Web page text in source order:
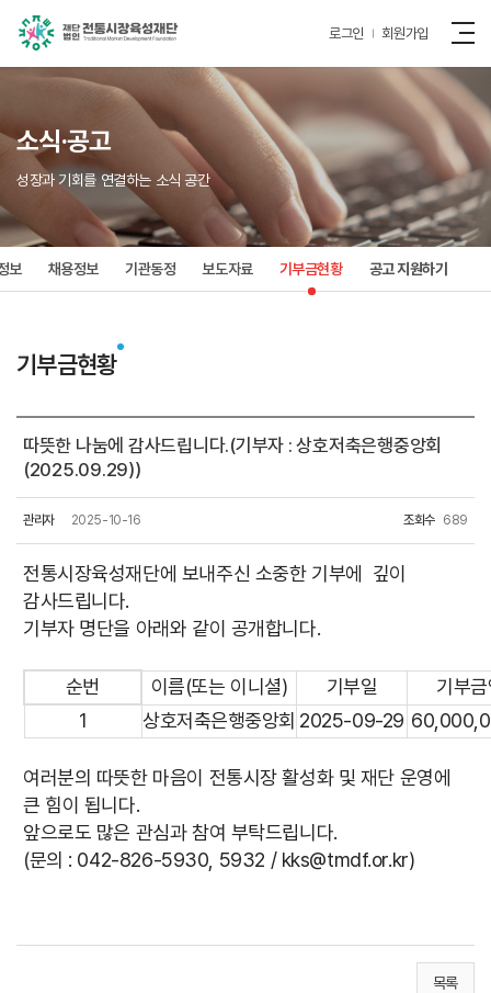
로그인 회원가입
소식·공고
성장과 기회를 연결하는 소식 공간
보 채용정보 기관동정 보도자료 기부금현황 공고 지원하기
기부금현황
따뜻한 나눔에 감사드립니다.(기부자 : 상호저축은행중앙회
(2025.09.29))
관리자 2025-10-16 조회수 689
전통시장육성재단에 보내주신 소중한 기부에 깊이
감사드립니다.
기부자 명단을 아래와 같이 공개합니다.
순번 이름(또는 이니셜) 기부일
기부
1
상호저축은행중앙회 2025-09-29
여러분의 따뜻한 마음이 전통시장 활성화 및 재단 운영에
큰 힘이 됩니다.
앞으로도 많은 관심과 참여 부탁드립니다.
(문의 : 042-826-5930, 5932 / kks@tmdf.or.kr)
목록